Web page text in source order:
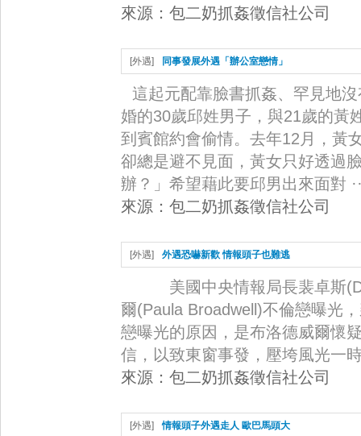
來源： 包二奶抓姦徵信社公司
[外遇] 同事發展外遇「辦公室戀情」
這起元配靠臉書抓姦、罕見地
婚的30歲邱姓男子，與21歲的黃
到賓館約會偷情。去年12月，黃
卻總是避不見面，黃女只好透過
辦？」希望藉此要邱男出來面對
來源： 包二奶抓姦徵信社公司
[外遇] 外遇恐嚇新歡 情報頭子也難逃
美國中央情報局長裴卓斯
爾(Paula Broadwell)不倫戀曝光
戀曝光的原因，是布洛德威爾懷
信，以致東窗事發，壓垮風光一
來源： 包二奶抓姦徵信社公司
[外遇] 情報頭子外遇走人 歐巴馬頭大